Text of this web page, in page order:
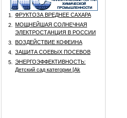
1.
ФРУКТОЗА ВРЕДНЕЕ САХАРА
2.
МОЩНЕЙШАЯ СОЛНЕЧНАЯ
ЭЛЕКТРОСТАНЦИЯ В РОССИИ
3.
ВОЗДЕЙСТВИЕ КОФЕИНА
4.
ЗАЩИТА СОЕВЫХ ПОСЕВОВ
5.
ЭНЕРГОЭФФЕКТИВНОСТЬ:
Детский сад категории [Аk